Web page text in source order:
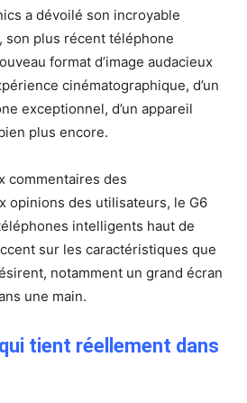
a dévoilé son incroyable
son plus récent téléphone
format d’image audacieux
cinématographique, d’un
exceptionnel, d’un appareil
plus encore.
commentaires des
opinions des utilisateurs, le G6
intelligents haut de
sur les caractéristiques que
notamment un grand écran
une main.
tient réellement dans